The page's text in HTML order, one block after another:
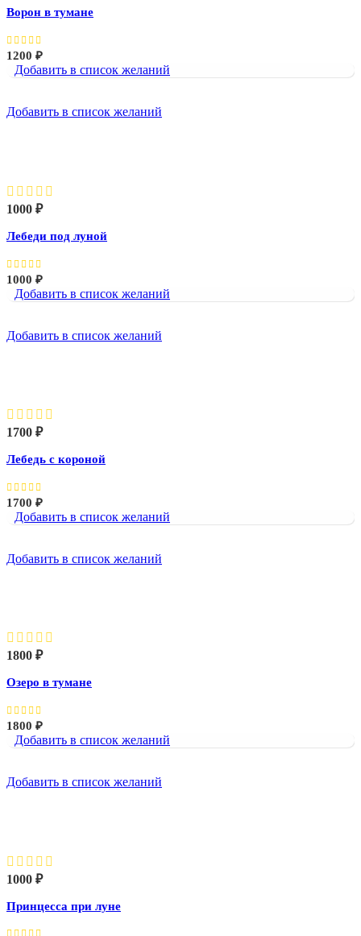
Ворон в тумане
1200 ₽
Добавить в список желаний
Добавить в список желаний
1000 ₽
Лебеди под луной
1000 ₽
Добавить в список желаний
Добавить в список желаний
1700 ₽
Лебедь с короной
1700 ₽
Добавить в список желаний
Добавить в список желаний
1800 ₽
Озеро в тумане
1800 ₽
Добавить в список желаний
Добавить в список желаний
1000 ₽
Принцесса при луне